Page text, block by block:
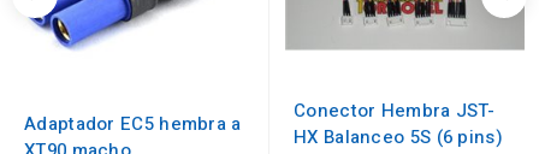
Adaptador EC5 hembra a
Conector Hembra JST-
HX Balanceo 5S (6 pins)